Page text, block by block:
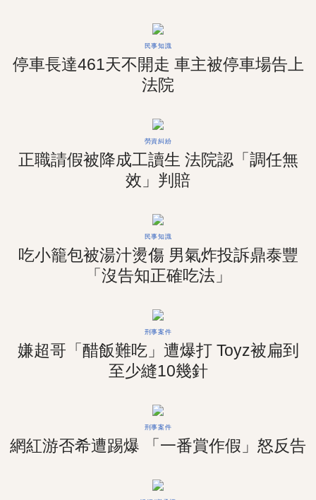
民事知識
停車長達461天不開走 車主被停車場告上
法院
勞資糾紛
正職請假被降成工讀生 法院認「調任無
效」判賠
民事知識
吃小籠包被湯汁燙傷 男氣炸投訴鼎泰豐
「沒告知正確吃法」
刑事案件
嫌超哥「醋飯難吃」遭爆打 Toyz被扁到
至少縫10幾針
刑事案件
網紅游否希遭踢爆 「一番賞作假」怒反告